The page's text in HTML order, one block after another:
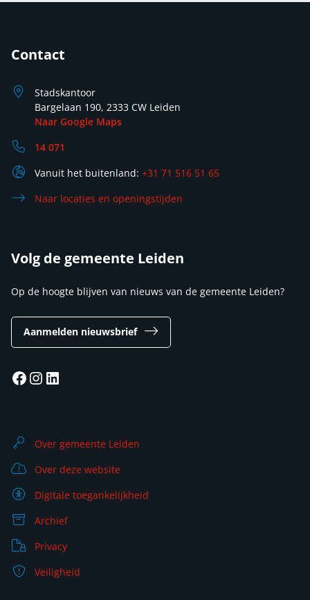
Contact
Stadskantoor
Bargelaan 190, 2333 CW Leiden
Naar Google Maps
14 071
Vanuit het buitenland: +31 71 516 51 65
Naar locaties en openingstijden
Volg de gemeente Leiden
Op de hoogte blijven van nieuws van de gemeente Leiden?
Aanmelden nieuwsbrief
Facebook
Instagram
LinkedIn
Over gemeente Leiden
Over deze website
Digitale toegankelijkheid
Archief
Privacy
Veiligheid